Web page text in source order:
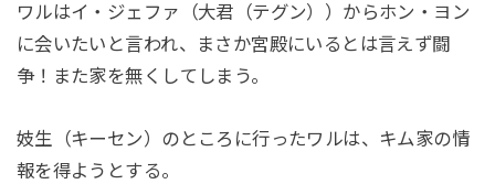
ワルはイ・ジェファ（大君（テグン））からホン・ヨン
に会いたいと言われ、まさか宮殿にいるとは言えず闘
争！また家を無くしてしまう。
妓生（キーセン）のところに行ったワルは、キム家の情
報を得ようとする。